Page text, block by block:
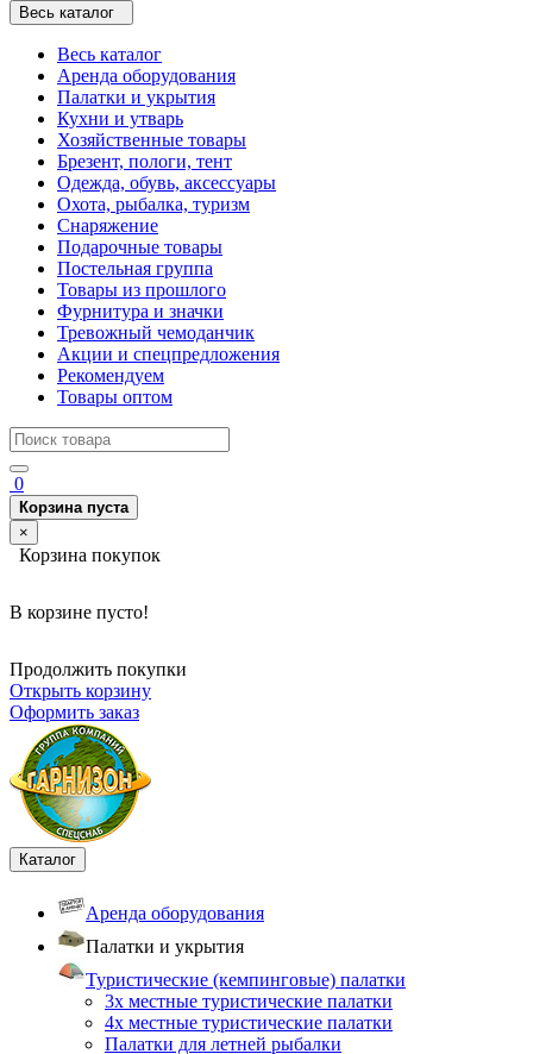
Весь каталог
Весь каталог
Аренда оборудования
Палатки и укрытия
Кухни и утварь
Хозяйственные товары
Брезент, пологи, тент
Одежда, обувь, аксессуары
Охота, рыбалка, туризм
Снаряжение
Подарочные товары
Постельная группа
Товары из прошлого
Фурнитура и значки
Тревожный чемоданчик
Акции и спецпредложения
Рекомендуем
Товары оптом
0
Корзина пуста
×
Корзина покупок
В корзине пусто!
Продолжить покупки
Открыть корзину
Оформить заказ
Каталог
Аренда оборудования
Палатки и укрытия
Туристические (кемпинговые) палатки
3х местные туристические палатки
4х местные туристические палатки
Палатки для летней рыбалки